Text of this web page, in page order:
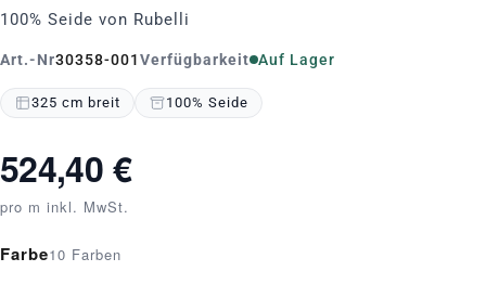
100% Seide von Rubelli
Art.-Nr30358-001Verfügbarkeit Auf Lager
325 cm breit 100% Seide
524,40 €
pro m inkl. MwSt.
Farbe10 Farben